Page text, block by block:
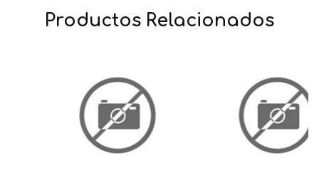
Productos Relacionados